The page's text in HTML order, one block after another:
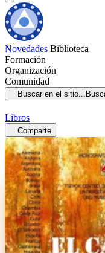
Novedades Biblioteca
Formación
Organización
Comunidad
Buscar en el sitio...
Libros
Comparte